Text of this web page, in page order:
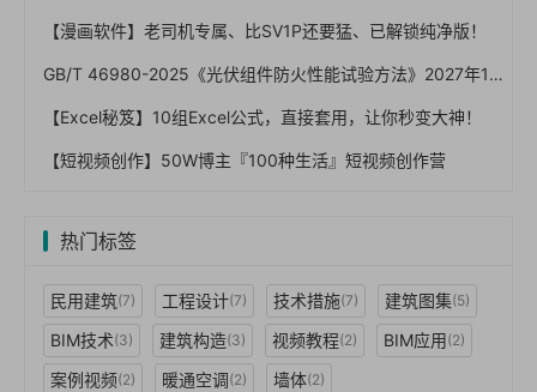
【漫画软件】老司机专属、比SV1P还要猛、已解锁纯净版！
GB/T 46980-2025《光伏组件防火性能试验方法》2027年1月1日实施：屋顶光伏防火怎么验、A/B/C级怎么卡
【Excel秘笈】10组Excel公式，直接套用，让你秒变大神！
【短视频创作】50W博主『100种生活』短视频创作营
热门标签
民用建筑(7) 工程设计(7) 技术措施(7) 建筑图集(5)
BIM技术(3) 建筑构造(3) 视频教程(2) BIM应用(2)
案例视频(2) 暖通空调(2) 墙体(2)